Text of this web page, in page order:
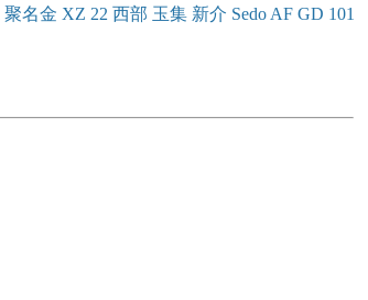
聚名金 XZ 22 西部 玉集 新介 Sedo AF GD 101